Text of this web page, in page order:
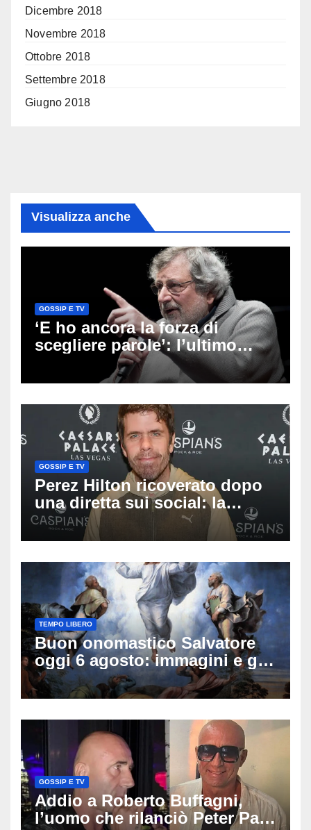
Dicembre 2018
Novembre 2018
Ottobre 2018
Settembre 2018
Giugno 2018
Visualizza anche
GOSSIP E TV
‘E ho ancora la forza di
scegliere parole’: l’ultimo
viaggio di Francesco Guccini,
i fan in pellegrinaggio a
GOSSIP E TV
Perez Hilton ricoverato dopo
una diretta sui social: la
famiglia rompe il silenzio
sulle sue condizioni
TEMPO LIBERO
Buon onomastico Salvatore
oggi 6 agosto: immagini e gif
di auguri da condividere
GOSSIP E TV
Addio a Roberto Buffagni,
l’uomo che rilanciò Peter Pan